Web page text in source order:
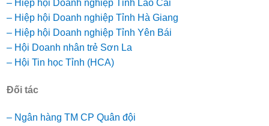
– Hiệp hội Doanh nghiệp Tỉnh Lào Cai
– Hiệp hội Doanh nghiệp Tỉnh Hà Giang
– Hiệp hội Doanh nghiệp Tỉnh Yên Bái
– Hội Doanh nhân trẻ Sơn La
– Hội Tin học Tỉnh (HCA)
Đối tác
– Ngân hàng TM CP Quân đội